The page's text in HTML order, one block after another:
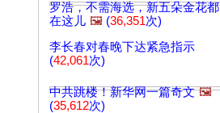
罗浩，不需海选，新五朵金花都
在这儿 🖼️ (36,351次)
李长春对春晚下达紧急指示
(42,061次)
中共跳楼！新华网一篇奇文 🖼️
(35,612次)